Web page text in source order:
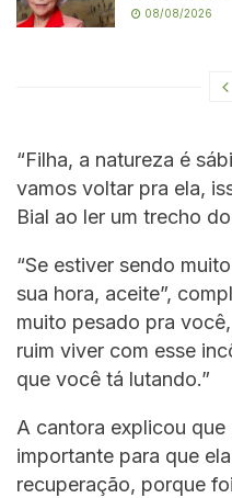
08/08/2026
“Filha, a natureza é
vamos voltar pra ela,
Bial ao ler um trecho
“Se estiver sendo
sua hora, aceite”,
muito pesado pra
ruim viver com esse
que você tá lutando.”
A cantora explicou
importante para que
recuperação, porque